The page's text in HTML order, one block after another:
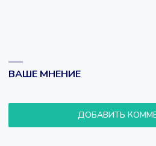
ВАШЕ МНЕНИЕ
ДОБАВИТЬ